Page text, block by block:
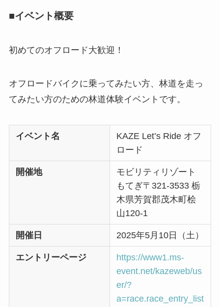
■イベント概要
初めてのオフロード大歓迎！
オフロードバイクに乗ってみたい方、林道を走っ
てみたい方のための林道体験イベントです。
イベント名
KAZE Let’s Ride オフ
ロード
開催地
モビリティリゾート
もてぎ〒321-3533 栃
木県芳賀郡茂木町桧
山120-1
開催日 2025年5月10日（土）
エントリーページ
https://www1.ms-
event.net/kazeweb/us
er/?
a=race.race_entry_list